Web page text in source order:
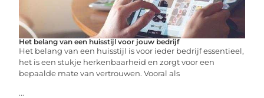
Het belang van een huisstijl voor jouw bedrijf
Het belang van een huisstijl is voor ieder bedrijf essentieel,
het is een stukje herkenbaarheid en zorgt voor een
bepaalde mate van vertrouwen. Vooral als
...